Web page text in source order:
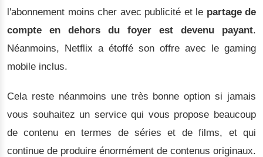
l'abonnement moins cher avec publicité et le partage de
compte en dehors du foyer est devenu payant.
Néanmoins, Netflix a étoffé son offre avec le gaming
mobile inclus.
Cela reste néanmoins une très bonne option si jamais
vous souhaitez un service qui vous propose beaucoup
de contenu en termes de séries et de films, et qui
continue de produire énormément de contenus originaux.